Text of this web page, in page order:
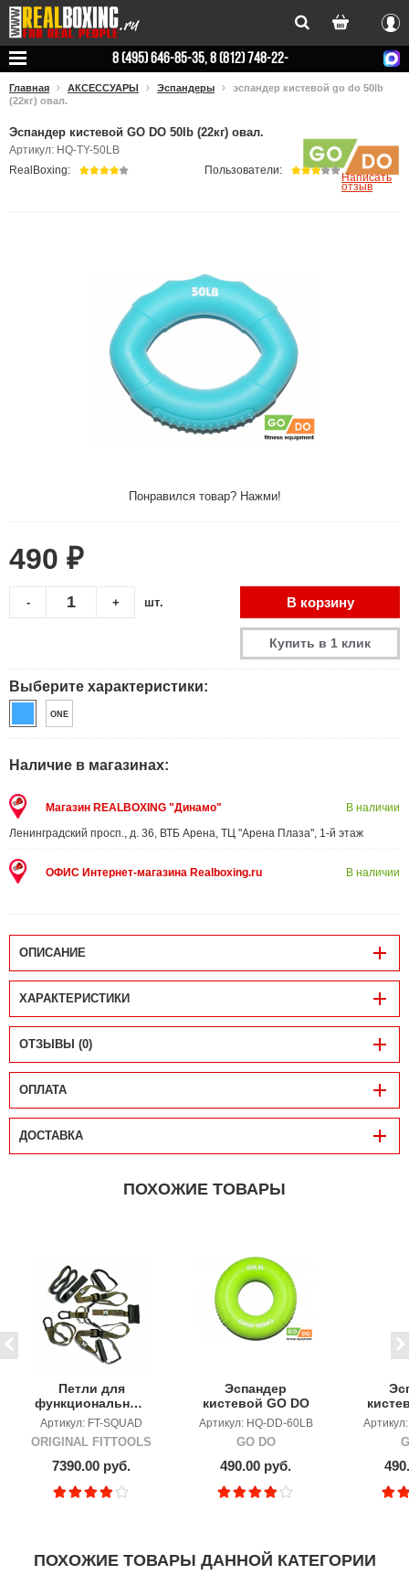
Вход
8 (495) 646-85-35, 8 (812) 748-22-
Главная АКСЕССУАРЫ Эспандеры
эспандер кистевой go do 50lb
(22кг) овал.
Эспандер кистевой GO DO 50lb (22кг) овал.
Артикул: HQ-TY-50LB
Понравился товар? Нажми!
RealBoxing: Пользователи:
Написать
отзыв
490 ₽
+
- шт. В корзину
Купить в 1 клик
Выберите характеристики:
ONE
Наличие в магазинах:
Магазин REALBOXING "Динамо"
Ленинградский просп., д. 36, ВТБ Арена, ТЦ "Арена Плаза", 1-й этаж
В наличии
ОФИС Интернет-магазина Realboxing.ru В наличии
ОПИСАНИЕ
ХАРАКТЕРИСТИКИ
ОТЗЫВЫ (0)
ОПЛАТА
ДОСТАВКА
ПОХОЖИЕ ТОВАРЫ
Петли для
функционального
тренинга хаки
SQUAD
Артикул: FT-SQUAD
ORIGINAL FITTOOLS
7390.00 руб.
Эспандер
кистевой GO DO
60lb (27кг)
Артикул: HQ-DD-60LB
GO DO
490.00 руб.
ПОХОЖИЕ ТОВАРЫ ДАННОЙ КАТЕГОРИИ